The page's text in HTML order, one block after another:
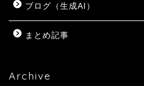
ブログ（生成AI）
まとめ記事
Archive